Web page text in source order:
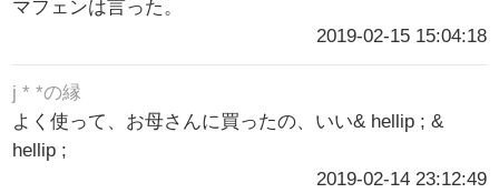
マフェンは言った。
2019-02-15 15:04:18
j * *の縁
よく使って、お母さんに買ったの、いい& hellip ; &
hellip ;
2019-02-14 23:12:49